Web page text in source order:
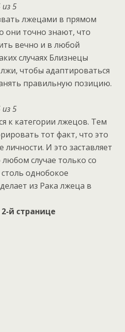
5
лжецами в прямом
они точно знают, что
вечно и в любой
случаях Близнецы
чтобы адаптироваться
правильную позицию.
5
к категории лжецов. Тем
тот факт, что это
И это заставляет
случае только со
однобокое
из Рака лжеца в
й странице